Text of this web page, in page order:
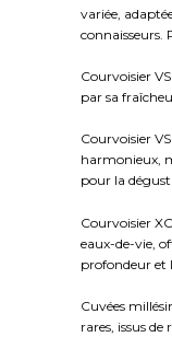
variée,
connaisseurs.
Courvoisier
par sa
Courvoisier
harmonieux,
pour la
Courvoisier
eaux-de-vie,
profondeur et
Cuvées
rares, issus de